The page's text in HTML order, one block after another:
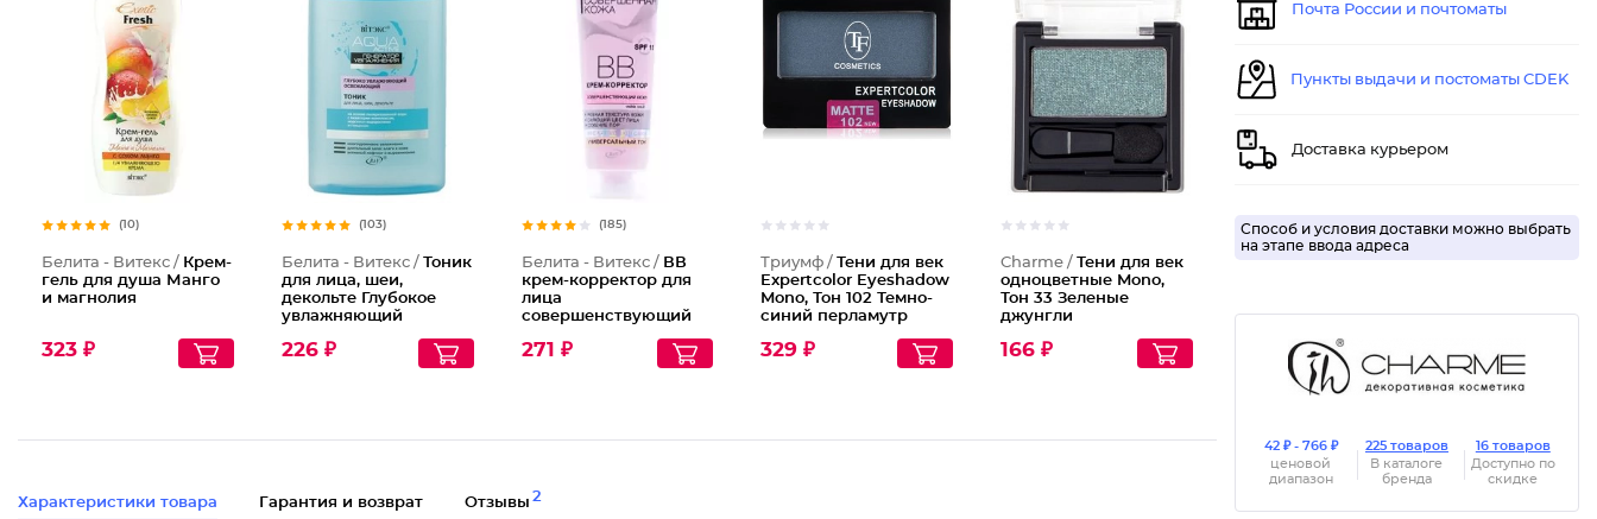
(10)
Белита - Витекс / Крем-
гель для душа Манго
и магнолия
323 ₽
(103)
Белита - Витекс / Тоник
для лица, шеи,
декольте Глубокое
увлажняющий
226 ₽
(185)
Белита - Витекс / ВВ
крем-корректор для
лица
совершенствующий
271 ₽
Триумф /Тени для век
Expertcolor Eyeshadow
Mono, Тон 102 Темно-
синий перламутр
329 ₽
Тени дл
Charme /Тени для век
одноцветные Mono,
Тон 33 Зеленые
джунгли
166 ₽
Характеристики товара Гарантия и возврат Отзывы 2
Почта России и почтоматы
Пункты выдачи и постоматы CDEK
Доставка курьером
Способ и условия доставки можно выбрать
на этапе ввода адреса
42 ₽ - 766 ₽
ценовой
диапазон
225 товаров
В каталоге
бренда
16 товаров
Доступно по
скидке